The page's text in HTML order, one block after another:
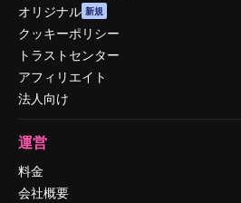
オリジナル 新規
クッキーポリシー
トラストセンター
アフィリエイト
法人向け
運営
料金
会社概要